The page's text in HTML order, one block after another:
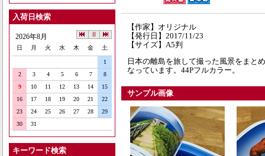
入荷日検索
2026年8月
日 月 火 水 木 金 土
1
2
3 4 5 6 7
8
9
10 11 12 13 14
15
16
17 18 19 20 21
22
23
24 25 26 27 28
29
30
31
キーワード検索
【作家】オリジナル
【発行日】2017/11/23
【サイズ】A5判
日本の離島を旅して撮った風景をまと
なっています。44Pフルカラー。
サンプル画像